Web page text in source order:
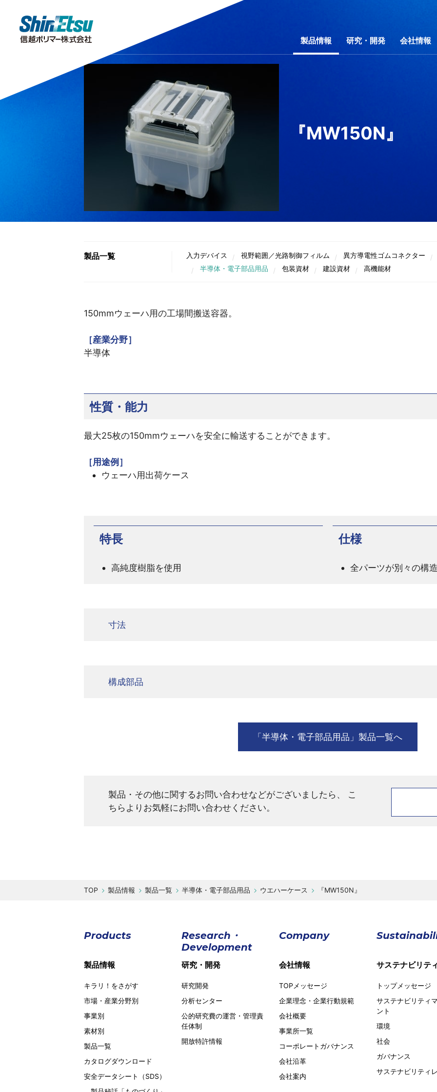
『MW150N』
製品一覧 入力デバイス 視野範囲／光路制御フィルム 異方導電性ゴムコネクター
半導体・電子部品用品
包装資材 建設資材 高機能材
150mmウェーハ用の工場間搬送容器。
［産業分野］
半導体
性質・能力
最大25枚の150mmウェーハを安全に輸送することができます。
［用途例］
ウェーハ用出荷ケース
特長
高純度樹脂を使用
仕様
全パーツが別々の構
寸法
構成部品
「半導体・電子部品用品」製品一覧へ
製品・その他に関するお問い合わせなどがございましたら、 こ
ちらよりお気軽にお問い合わせください。
製品情報 製品一覧 半導体・電子部品用品 ウエハーケース 『MW150N』
キラリ！をさがす 市場・産業分野別
安全データシート（SDS）
製品秘話 「ものづくり」への想い 信越ポリマー動画ギ
製品情報
分析センター 公的研究費の運営・管理責任体制
研究・開発
TOPメッセージ 企業理念・企業行動規範
会社情報
サステナビリティ
トップメッセージ サステナビリティマネジメント
株主・投資家情報
株主投資家の皆様へ コーポレートガバナンス
IRポリシー
IRよくあるご質問 電子公告 免責事項
Products
製品情報
キラリ！をさがす
市場・産業分野別
事業別
素材別
製品一覧
カタログダウンロード
安全データシート（SDS）
Research・
Development
研究・開発
研究開発
分析センター
公的研究費の運営・管理責
任体制
開放特許情報
Company
会社情報
TOPメッセージ
企業理念・企業行動規範
会社概要
事業所一覧
コーポレートガバナンス
会社沿革
会社案内
サステナビリテ
トップメッセージ
サステナビリティ
ント
環境
社会
ガバナンス
サステナビリティ